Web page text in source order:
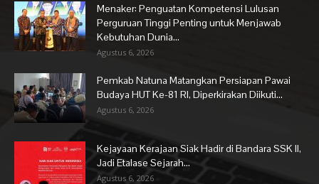
Menaker: Penguatan Kompetensi Lulusan
Perguruan Tinggi Penting untuk Menjawab
Kebutuhan Dunia...
Agustus 6, 2026
Pemkab Natuna Matangkan Persiapan Pawai
Budaya HUT Ke-81 RI, Diperkirakan Diikuti...
Agustus 6, 2026
Kejayaan Kerajaan Siak Hadir di Bandara SSK II,
Jadi Etalase Sejarah...
Agustus 6, 2026